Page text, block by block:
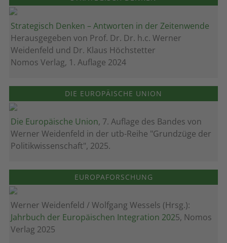
Strategisch Denken – Antworten in der Zeitenwende
Herausgegeben von Prof. Dr. Dr. h.c. Werner
Weidenfeld und Dr. Klaus Höchstetter
Nomos Verlag, 1. Auflage 2024
DIE EUROPÄISCHE UNION
Die Europäische Union, 7. Auflage des Bandes von
Werner Weidenfeld in der utb-Reihe "Grundzüge der
Politikwissenschaft", 2025.
EUROPAFORSCHUNG
Werner Weidenfeld / Wolfgang Wessels (Hrsg.):
Jahrbuch der Europäischen Integration 2025, Nomos
Verlag 2025